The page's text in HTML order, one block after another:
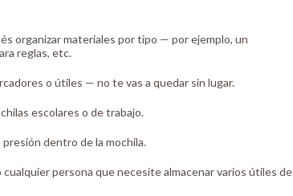
organizar materiales por tipo — por ejemplo, un
reglas, etc.
o útiles — no te vas a quedar sin lugar.
escolares o de trabajo.
dentro de la mochila.
persona que necesite almacenar varios útiles de